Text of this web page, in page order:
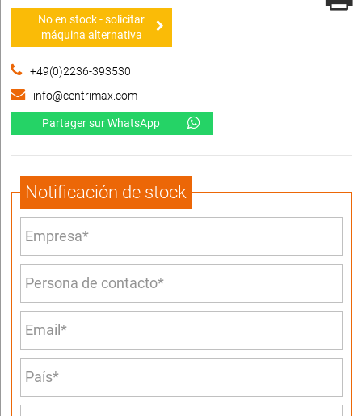
No en stock - solicitar
máquina alternativa
+49(0)2236-393530
info@centrimax.com
Partager sur WhatsApp
Notificación de stock